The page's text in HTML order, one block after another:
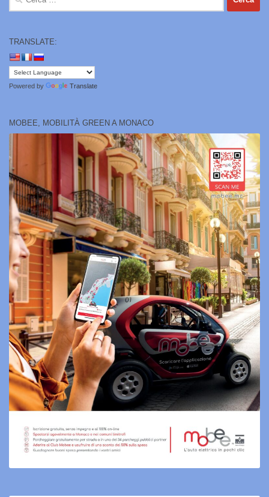
TRANSLATE:
Powered by Translate
MOBEE, MOBILITÀ GREEN A MONACO